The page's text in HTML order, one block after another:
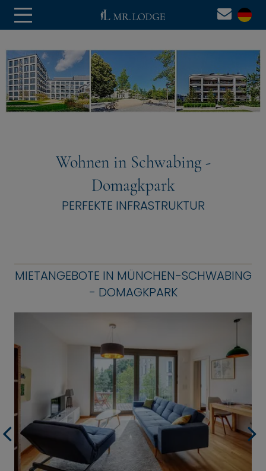
Wohnen in Schwabing -
Domagkpark
PERFEKTE INFRASTRUKTUR
MIETANGEBOTE IN MÜNCHEN-SCHWABING
- DOMAGKPARK